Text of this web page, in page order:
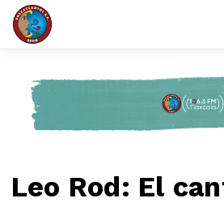
Leo Rod: El